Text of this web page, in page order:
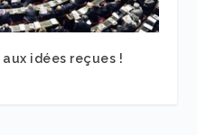
idées reçues !